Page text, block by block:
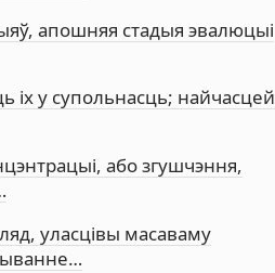
апошняя стадыя эвалюцыі
іх у супольнасць; найчасцей
або згушчэння,
уласцівы масаваму